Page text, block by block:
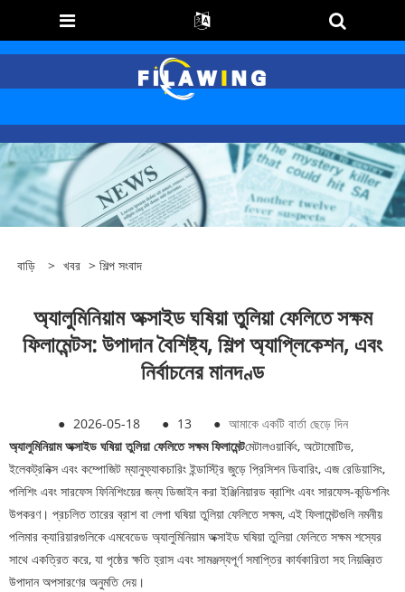
বাড়ি > খবর > শিল্প সংবাদ
অ্যালুমিনিয়াম অক্সাইড ঘষিয়া তুলিয়া ফেলিতে সক্ষম
ফিলামেন্টস: উপাদান বৈশিষ্ট্য, শিল্প অ্যাপ্লিকেশন, এবং
নির্বাচনের মানদণ্ড
● 2026-05-18 ● 13 ● আমাকে একটি বার্তা ছেড়ে দিন
অ্যালুমিনিয়াম অক্সাইড ঘষিয়া তুলিয়া ফেলিতে সক্ষম ফিলামেন্টমেটালওয়ার্কিং, অটোমোটিভ,
ইলেকট্রনিক্স এবং কম্পোজিট ম্যানুফ্যাকচারিং ইন্ডাস্ট্রি জুড়ে প্রিসিশন ডিবারিং, এজ রেডিয়াসিং,
পলিশিং এবং সারফেস ফিনিশিংয়ের জন্য ডিজাইন করা ইঞ্জিনিয়ারড ব্রাশিং এবং সারফেস-কন্ডিশনিং
উপকরণ। প্রচলিত তারের ব্রাশ বা লেপা ঘষিয়া তুলিয়া ফেলিতে সক্ষম, এই ফিলামেন্টগুলি নমনীয়
পলিমার ক্যারিয়ারগুলিকে এমবেডেড অ্যালুমিনিয়াম অক্সাইড ঘষিয়া তুলিয়া ফেলিতে সক্ষম শস্যের
সাথে একত্রিত করে, যা পৃষ্ঠের ক্ষতি হ্রাস এবং সামঞ্জস্যপূর্ণ সমাপ্তির কার্যকারিতা সহ নিয়ন্ত্রিত
উপাদান অপসারণের অনুমতি দেয়।